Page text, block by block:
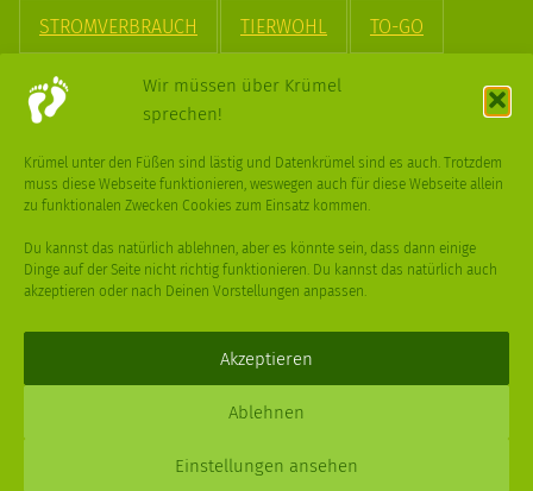
Wir müssen über Krümel
sprechen!
Krümel unter den Füßen sind lästig und Datenkrümel sind es auch. Trotzdem
muss diese Webseite funktionieren, weswegen auch für diese Webseite allein
zu funktionalen Zwecken Cookies zum Einsatz kommen.
Du kannst das natürlich ablehnen, aber es könnte sein, dass dann einige
Dinge auf der Seite nicht richtig funktionieren. Du kannst das natürlich auch
akzeptieren oder nach Deinen Vorstellungen anpassen.
Akzeptieren
Ablehnen
Einstellungen ansehen
STROMVERBRAUCH TIERWOHL TO-GO
TREND UPCYCLING VEGAN
WEIHNACHTSBAUM WINTER
XPDT : Marken & Kommunikation